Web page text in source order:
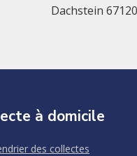
Dachstein
à domicile
des collectes